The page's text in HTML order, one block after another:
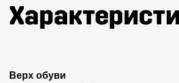
Верх обуви